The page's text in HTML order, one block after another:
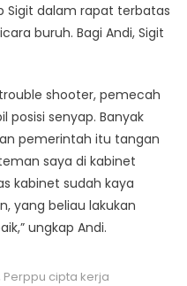
Sigit dalam rapat terbatas
buruh. Bagi Andi, Sigit
shooter, pemecah
posisi senyap. Banyak
pemerintah itu tangan
saya di kabinet
kabinet sudah kaya
yang beliau lakukan
ungkap Andi.
Perppu cipta kerja